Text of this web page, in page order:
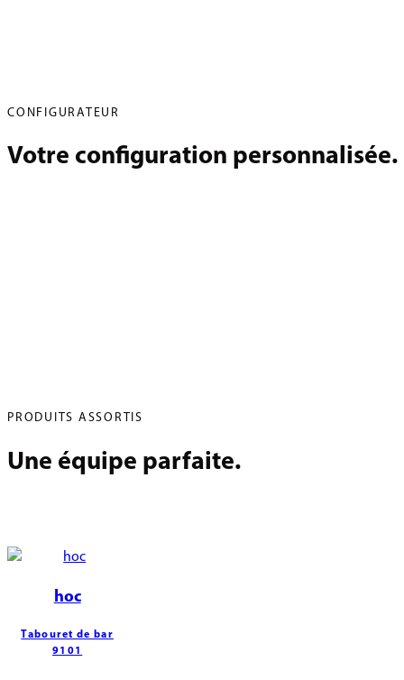
CONFIGURATEUR
Votre configuration personnalisée.
PRODUITS ASSORTIS
Une équipe parfaite.
hoc
Tabouret de bar
9101